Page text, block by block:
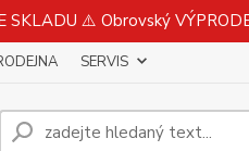
SKLADU ⚠️ Obrovský
SERVIS